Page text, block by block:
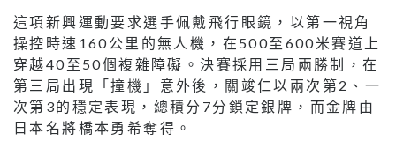
這項新興運動要求選手佩戴飛行眼鏡，以第一視角
操控時速160公里的無人機，在500至600米賽道上
穿越40至50個複雜障礙。決賽採用三局兩勝制，在
第三局出現「撞機」意外後，關竣仁以兩次第2、一
次第3的穩定表現，總積分7分鎖定銀牌，而金牌由
日本名將橋本勇希奪得。